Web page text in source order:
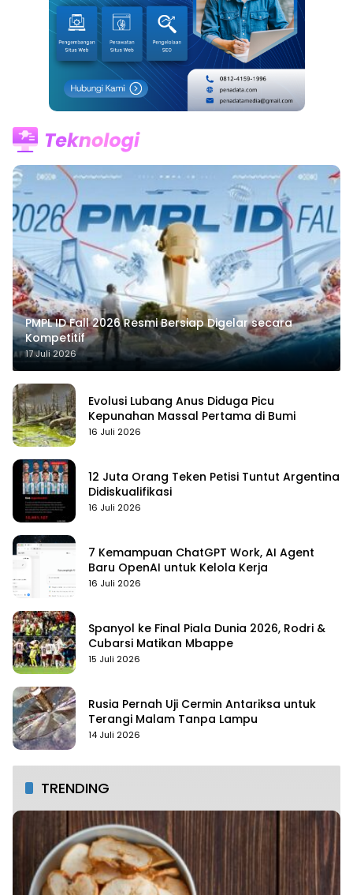
PMPL ID Fall 2026 Resmi Bersiap Digelar secara
Kompetitif
17 Juli 2026
Evolusi Lubang Anus Diduga Picu
Kepunahan Massal Pertama di Bumi
16 Juli 2026
12 Juta Orang Teken Petisi Tuntut Argentina
Didiskualifikasi
16 Juli 2026
7 Kemampuan ChatGPT Work, AI Agent
Baru OpenAI untuk Kelola Kerja
16 Juli 2026
Spanyol ke Final Piala Dunia 2026, Rodri &
Cubarsi Matikan Mbappe
15 Juli 2026
Rusia Pernah Uji Cermin Antariksa untuk
Terangi Malam Tanpa Lampu
14 Juli 2026
TRENDING